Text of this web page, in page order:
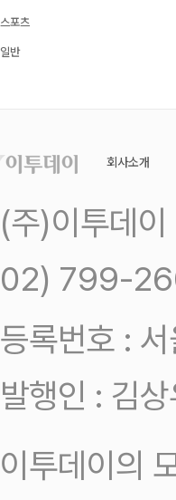
스포츠
일반
회사소개
(주)이투데
02) 799-
등록번호 :
발행인 : 김
이투데이의